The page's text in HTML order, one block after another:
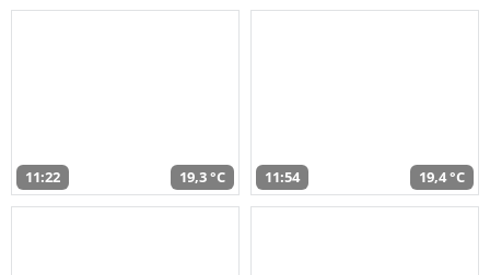
11:22 19,3 °C 11:54 19,4 °C